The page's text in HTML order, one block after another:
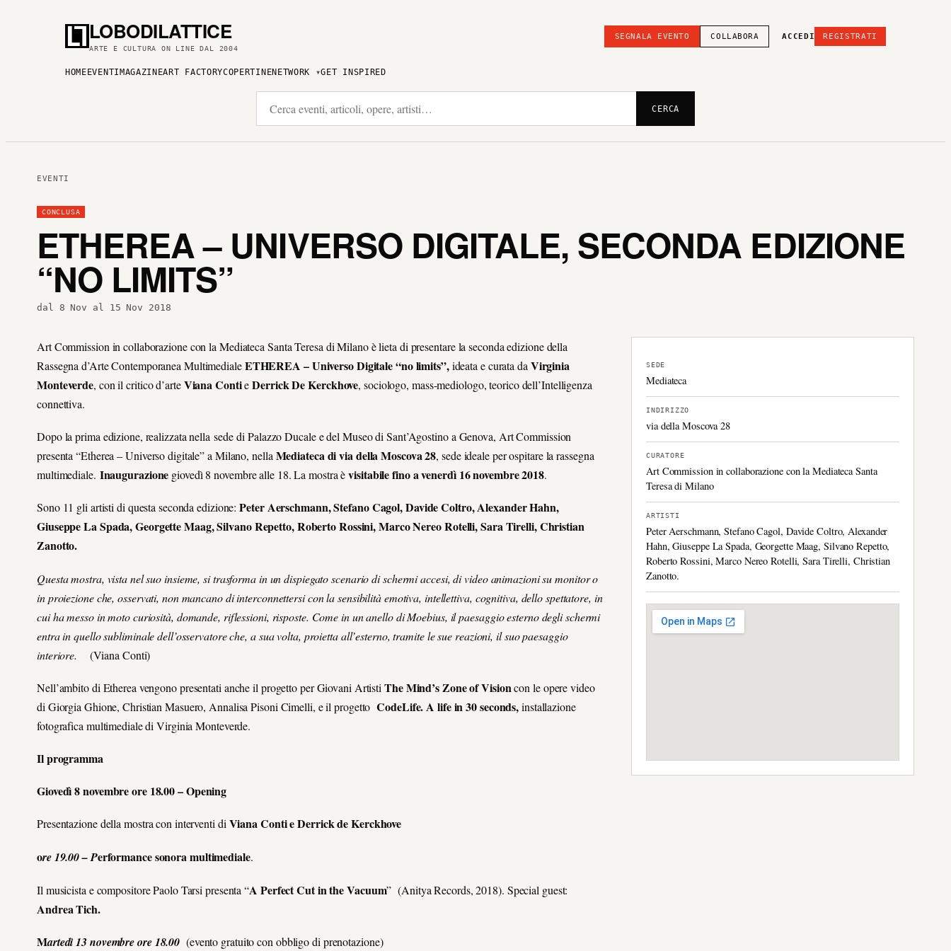
LOBODILATTICE
ARTE E CULTURA ON LINE DAL 2004
SEGNALA EVENTO COLLABORA ACCEDI REGISTRATI
HOME EVENTI MAGAZINEART FACTORYCOPERTINENETWORK GET INSPIRED
CERCA
EVENTI
CONCLUSA
ETHEREA – UNIVERSO DIGITALE, SECONDA EDIZIONE
“NO LIMITS”
dal 8 Nov al 15 Nov 2018
Art Commission in collaborazione con la Mediateca Santa Teresa di Milano è lieta di presentare la seconda edizione della
Rassegna d’Arte Contemporanea MultimedialeETHEREA – Universo Digitale “no limits”,ideata e curata da Virginia
Monteverde, con il critico d’arteViana ContieDerrick De Kerckhove, sociologo, mass-mediologo, teorico dell’Intelligenza
connettiva.
Dopo la prima edizione, realizzata nella sede di Palazzo Ducale e del Museo di Sant’Agostino a Genova, Art Commission
presenta “Etherea – Universo digitale” a Milano, nella Mediateca di via della Moscova 28, sede ideale per ospitare la rassegna
multimediale. Inaugurazione giovedì 8 novembre alle 18. La mostra èvisitabile fino a venerdì 16 novembre 2018.
Sono 11 gli artisti di questa seconda edizione:Peter Aerschmann, Stefano Cagol, Davide Coltro, Alexander Hahn,
Giuseppe La Spada, Georgette Maag, Silvano Repetto, Roberto Rossini, Marco Nereo Rotelli, Sara Tirelli, Christian
Zanotto.
Questa mostra, vista nel suo insieme, si trasforma in un dispiegato scenario di schermi accesi, di video animazioni su monitor o
in proiezione che, osservati, non mancano di interconnettersi con la sensibilità emotiva, intellettiva, cognitiva, dello spettatore, in
cui ha messo in moto curiosità, domande, riflessioni, risposte. Come in un anello di Moebius, il paesaggio esterno degli schermi
entra in quello subliminale dell’osservatore che, a sua volta, proietta all’esterno, tramite le sue reazioni, il suo paesaggio
interiore. (Viana Conti)
Nell’ambito di Etherea vengono presentati anche il progetto per Giovani Artisti The Mind’s Zone of Visioncon le opere video
di Giorgia Ghione, Christian Masuero, Annalisa Pisoni Cimelli, e il progettoCodeLife. A life in 30 seconds,installazione
fotografica multimediale di Virginia Monteverde.
Il programma
Giovedì 8 novembre ore 18.00 – Opening
Presentazione della mostra con interventi diViana Conti e Derrick deKerckhove
ore 19.00 – Performance sonora multimediale.
Il musicista e compositore Paolo Tarsi presenta “A Perfect Cut in the Vacuum” (Anitya Records, 2018). Special guest:
Andrea Tich.
Martedì 13 novembre ore 18.00 (evento gratuito con obbligo di prenotazione)
SEDE
Mediateca
INDIRIZZO
via della Moscova 28
CURATORE
Art Commission in collaborazione con la Mediateca Santa
Teresa di Milano
ARTISTI
Peter Aerschmann, Stefano Cagol, Davide Coltro, Alexander
Hahn, Giuseppe La Spada, Georgette Maag, Silvano Repetto,
Roberto Rossini, Marco Nereo Rotelli, Sara Tirelli, Christian
Zanotto.